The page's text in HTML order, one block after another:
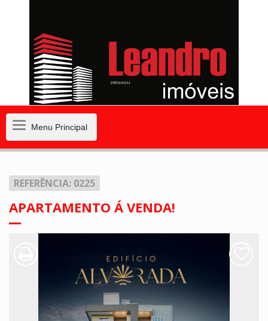
MenuMenu Principal
REFERÊNCIA: 0225
APARTAMENTO Á VENDA!